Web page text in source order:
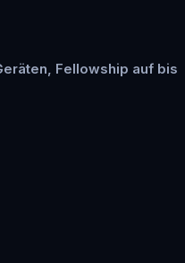
Fellowship auf bis